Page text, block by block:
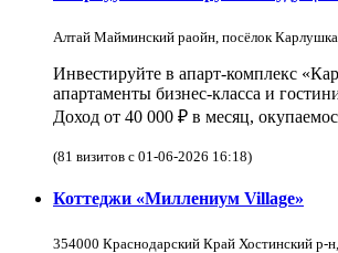
Алтай Майминский раойн, посёлок Карлушка
Инвестируйте в апарт-комплекс
апартаменты бизнес-класса и
Доход от 40 000 ₽ в месяц,
(81 визитов с 01-06-2026 16:18)
Коттеджи «Миллениум Village»
354000 Краснодарский Край Хостинский р-